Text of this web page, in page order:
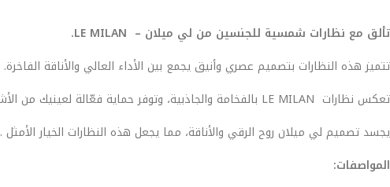
تألق مع نظارات شمسية للجنسين من لي ميلان – LE MILAN.
تتميز هذه النظارات بتصميم عصري وأنيق يجمع بين الأداء العالي والأناقة الفاخرة.
تعكس نظارات LE MILAN بالفخامة والجاذبية، وتوفر حماية فعّالة لعينيك من الأشعة الشمسية الضارةUV BLOCK .
يجسد تصميم لي ميلان روح الرقي والأناقة، مما يجعل هذه النظارات الخيار الأمثل .
المواصفات: